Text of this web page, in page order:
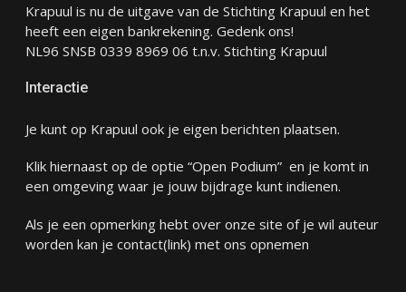
Krapuul is nu de uitgave van de Stichting Krapuul en het
heeft een eigen bankrekening. Gedenk ons!
NL96 SNSB 0339 8969 06 t.n.v. Stichting Krapuul
Interactie
Je kunt op Krapuul ook je eigen berichten plaatsen.
Klik hiernaast op de optie “Open Podium” en je komt in
een omgeving waar je jouw bijdrage kunt indienen.
Als je een opmerking hebt over onze site of je wil auteur
worden kan je contact(link) met ons opnemen